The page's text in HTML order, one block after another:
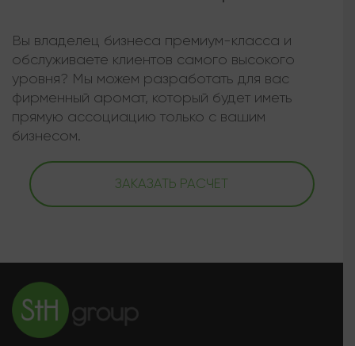
Вы владелец бизнеса премиум-класса и
обслуживаете клиентов самого высокого
уровня? Мы можем разработать для вас
фирменный аромат, который будет иметь
прямую ассоциацию только с вашим
бизнесом.
ЗАКАЗАТЬ РАСЧЕТ